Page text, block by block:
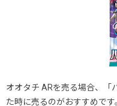
オオタチ ARを売る場合、「
た時に売るのがおすすめで